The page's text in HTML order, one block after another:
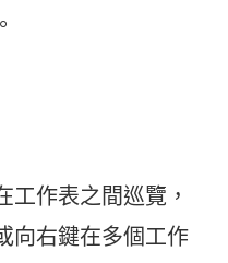
工作表之間巡覽，
向右鍵在多個工作